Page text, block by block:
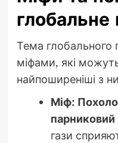
глобальне
Тема глобального
міфами, які
найпоширеніші з
Міф:
гази